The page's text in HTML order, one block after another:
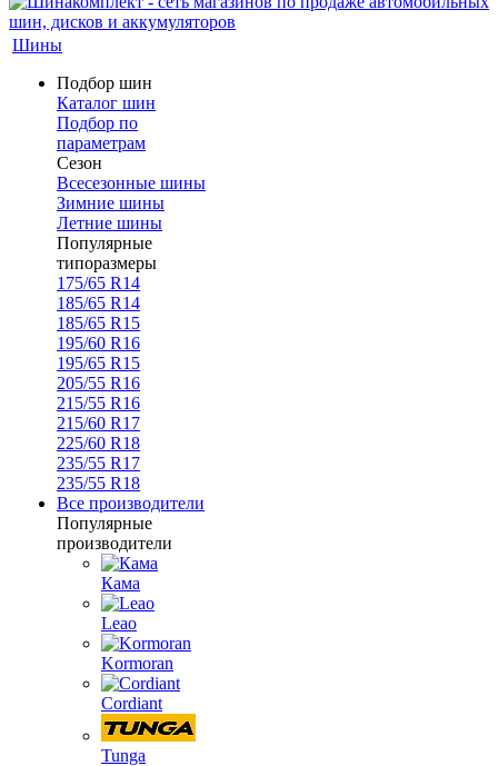
Шины
Подбор шин
Каталог шин
Подбор по
параметрам
Сезон
Всесезонные шины
Зимние шины
Летние шины
Популярные
типоразмеры
175/65 R14
185/65 R14
185/65 R15
195/60 R16
195/65 R15
205/55 R16
215/55 R16
215/60 R17
225/60 R18
235/55 R17
235/55 R18
Все производители
Популярные
производители
Кама
Leao
Kormoran
Cordiant
Tunga